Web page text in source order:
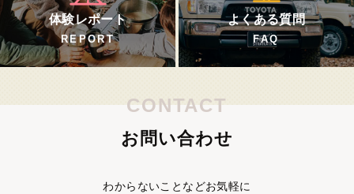
体験レポート
REPORT
よくある質問
FAQ
CONTACT
お問い合わせ
わからないことなどお気軽に